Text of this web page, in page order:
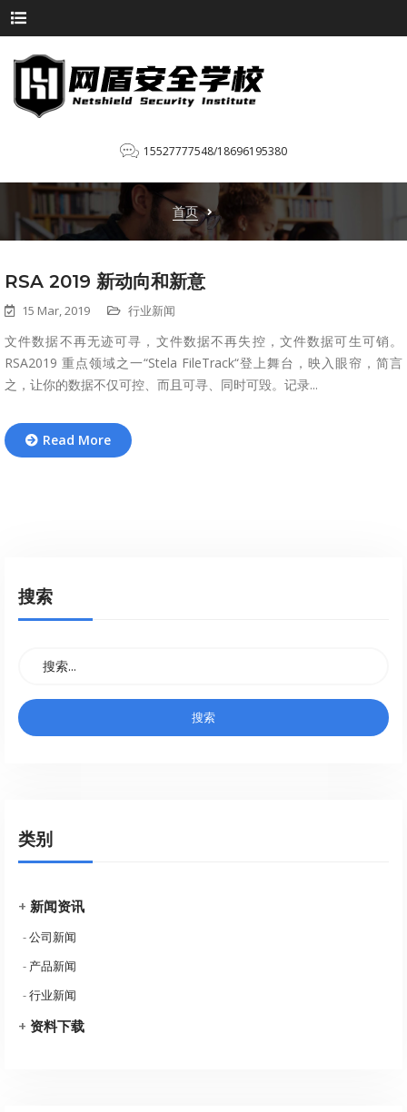
15527777548/18696195380
首页
RSA 2019 新动向和新意
15 Mar, 2019 行业新闻
文件数据不再无迹可寻，文件数据不再失控，文件数据可生可销。
RSA2019 重点领域之一“Stela FileTrack“登上舞台，映入眼帘，简言
之，让你的数据不仅可控、而且可寻、同时可毁。记录...
Read More
搜索
类别
+ 新闻资讯
-公司新闻
- 产品新闻
-行业新闻
+ 资料下载